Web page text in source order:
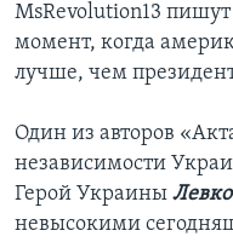
MsRevolution13 пишут
момент, когда
лучше, чем
Один из авторов
независимости
Герой Украины
невысокими